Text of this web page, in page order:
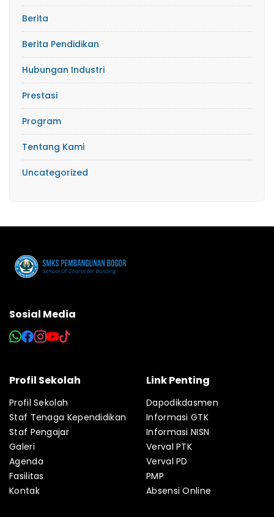
Berita
Berita Pendidikan
Hubungan Industri
Prestasi
Program
Tentang Kami
Uncategorized
Sosial Media
Profil Sekolah
Profil Sekolah
Staf Tenaga Kependidikan
Staf Pengajar
Galeri
Agenda
Fasilitas
Kontak
Link Penting
Dapodikdasmen
Informasi GTK
Informasi NISN
Verval PTK
Verval PD
PMP
Absensi Online